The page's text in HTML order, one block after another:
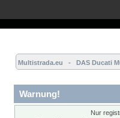
Multistrada.eu   -   DAS Ducati
Warnung!
Nur